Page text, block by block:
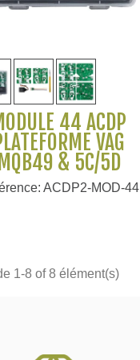
Voir plus
44 ACDP
VAG
& 5C/5D
ACDP2-MOD-44
1-8 of 8 élément(s)